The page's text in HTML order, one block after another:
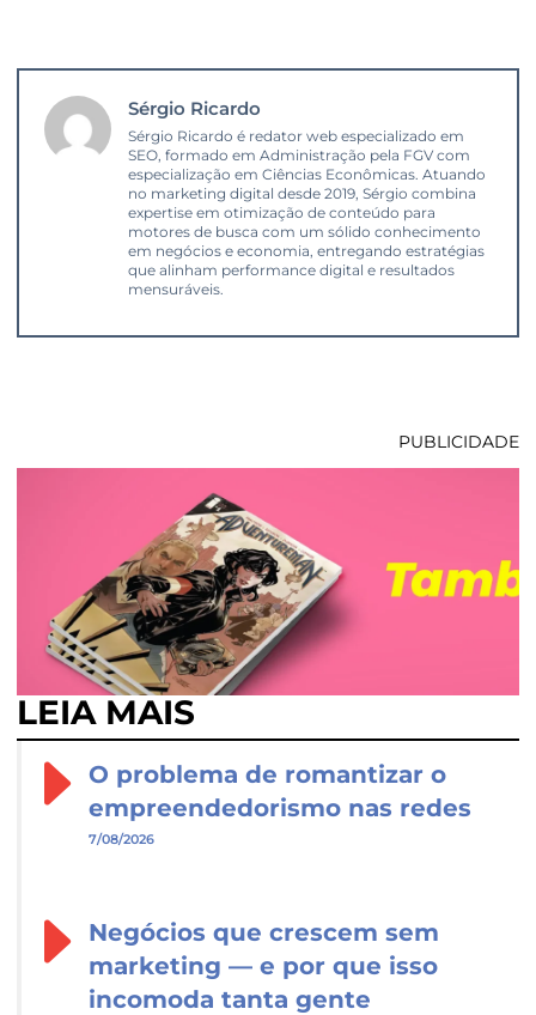
Sérgio Ricardo
Sérgio Ricardo é redator web especializado em
SEO, formado em Administração pela FGV com
especialização em Ciências Econômicas. Atuando
no marketing digital desde 2019, Sérgio combina
expertise em otimização de conteúdo para
motores de busca com um sólido conhecimento
em negócios e economia, entregando estratégias
que alinham performance digital e resultados
mensuráveis.
PUBLICIDADE
LEIA MAIS
O problema de romantizar o
empreendedorismo nas redes
7/08/2026
Negócios que crescem sem
marketing — e por que isso
incomoda tanta gente